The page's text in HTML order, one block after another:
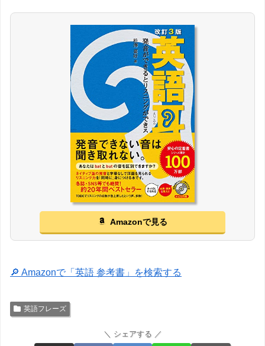
Amazonで見る
🔎 Amazonで「英語 参考書」を検索する
英語フレーズ
＼ シェアする ／